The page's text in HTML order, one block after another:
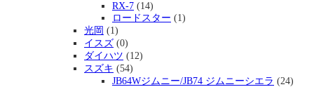
RX-7 (14)
ロードスター (1)
光岡 (1)
イスズ (0)
ダイハツ (12)
スズキ (54)
JB64Wジムニー/JB74 ジムニーシエラ (24)